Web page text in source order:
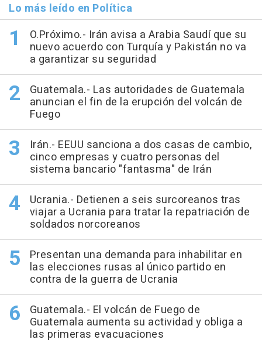
Lo más leído en Política
O.Próximo.- Irán avisa a Arabia Saudí que su
nuevo acuerdo con Turquía y Pakistán no va
a garantizar su seguridad
Guatemala.- Las autoridades de Guatemala
anuncian el fin de la erupción del volcán de
Fuego
Irán.- EEUU sanciona a dos casas de cambio,
cinco empresas y cuatro personas del
sistema bancario "fantasma" de Irán
Ucrania.- Detienen a seis surcoreanos tras
viajar a Ucrania para tratar la repatriación de
soldados norcoreanos
Presentan una demanda para inhabilitar en
las elecciones rusas al único partido en
contra de la guerra de Ucrania
Guatemala.- El volcán de Fuego de
Guatemala aumenta su actividad y obliga a
las primeras evacuaciones